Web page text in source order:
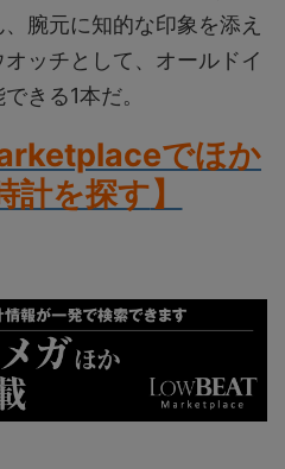
腕元に知的な印象を添え
ッチとして、オールドイ
きる1本だ。
でほか
計を探す】